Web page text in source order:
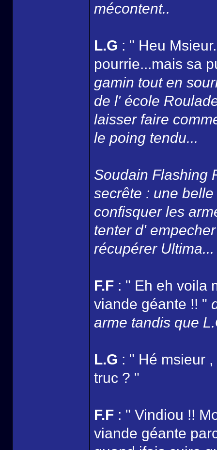
mécontent..
L.G : " Heu
pourrie...mais sa
gamin tout en
de l' école
laisser faire
le poing tendu...
Soudain Flashing
secrête : une
confisquer les
tenter d'
récupérer Ultima...
F.F : " Eh eh voila
viande géante !! "
arme tandis que
L.G : " Hé msieur
truc ? "
F.F : " Vindiou !!
viande géante